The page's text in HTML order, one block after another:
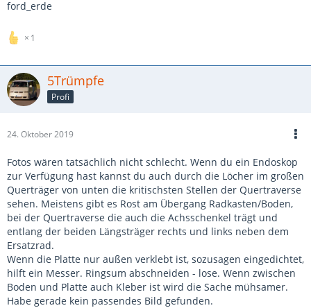
ford_erde
1
5Trümpfe
Profi
24. Oktober 2019
Fotos wären tatsächlich nicht schlecht. Wenn du ein Endoskop
zur Verfügung hast kannst du auch durch die Löcher im großen
Querträger von unten die kritischsten Stellen der Quertraverse
sehen. Meistens gibt es Rost am Übergang Radkasten/Boden,
bei der Quertraverse die auch die Achsschenkel trägt und
entlang der beiden Längsträger rechts und links neben dem
Ersatzrad.
Wenn die Platte nur außen verklebt ist, sozusagen eingedichtet,
hilft ein Messer. Ringsum abschneiden - lose. Wenn zwischen
Boden und Platte auch Kleber ist wird die Sache mühsamer.
Habe gerade kein passendes Bild gefunden.